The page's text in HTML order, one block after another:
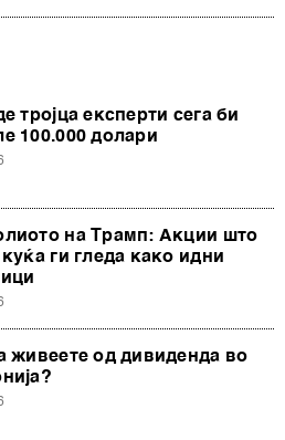
тројца експерти сега би
100.000 долари
на Трамп: Акции што
куќа ги гледа како идни
живеете од дивиденда во